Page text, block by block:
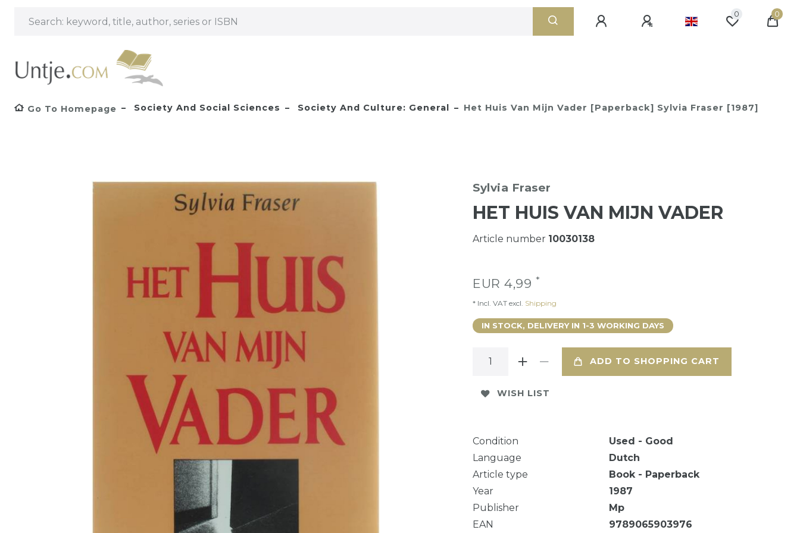
0 0
Go To Homepage Society And Social Sciences Society And Culture: General Het Huis Van Mijn Vader [Paperback] Sylvia Fraser [1987]
Sylvia Fraser
HET HUIS VAN MIJN VADER
Article number 10030138
EUR 4,99 *
* Incl. VAT excl. Shipping
IN STOCK, DELIVERY IN 1-3 WORKING DAYS
ADD TO SHOPPING CART
WISH LIST
Condition
Used - Good
Language
Dutch
Article type
Book - Paperback
Year
1987
Publisher
Mp
EAN
9789065903976